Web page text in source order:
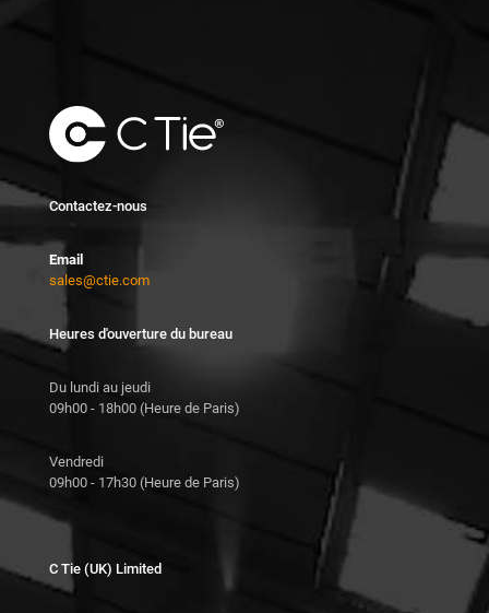
Contactez-nous
Email
sales@ctie.com
Heures d'ouverture du bureau
Du lundi au jeudi
09h00 - 18h00 (Heure de Paris)
Vendredi
09h00 - 17h30 (Heure de Paris)
C Tie (UK) Limited